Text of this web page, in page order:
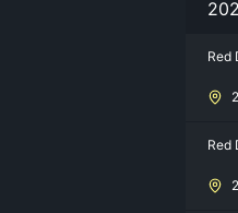
Red
Red